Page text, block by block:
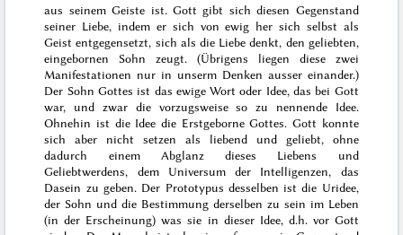
aus seinem Geiste ist. Gott gibt sich diesen Gegenstand
seiner Liebe, indem er sich von ewig her sich selbst als
Geist entgegensetzt, sich als die Liebe denkt, den geliebten,
eingebornen Sohn zeugt. (Übrigens liegen diese zwei
Manifestationen nur in unserm Denken ausser einander.)
Der Sohn Gottes ist das ewige Wort oder Idee, das bei Gott
war, und zwar die vorzugsweise so zu nennende Idee.
Ohnehin ist die Idee die Erstgeborne Gottes. Gott konnte
sich aber nicht setzen als liebend und geliebt, ohne
dadurch einem Abglanz dieses Liebens und
Geliebtwerdens, dem Universum der Intelligenzen, das
Dasein zu geben. Der Prototypus desselben ist die Uridee,
der Sohn und die Bestimmung derselben zu sein im Leben
(in der Erscheinung) was sie in dieser Idee, d.h. vor Gott